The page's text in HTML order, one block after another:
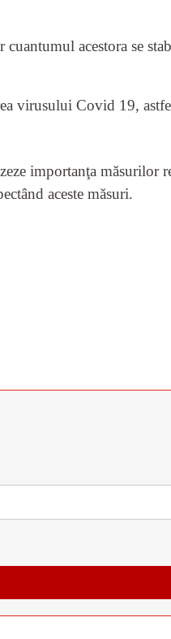
acestora se
virusului Covid 19,
importanţa măsurilor
aceste măsuri.